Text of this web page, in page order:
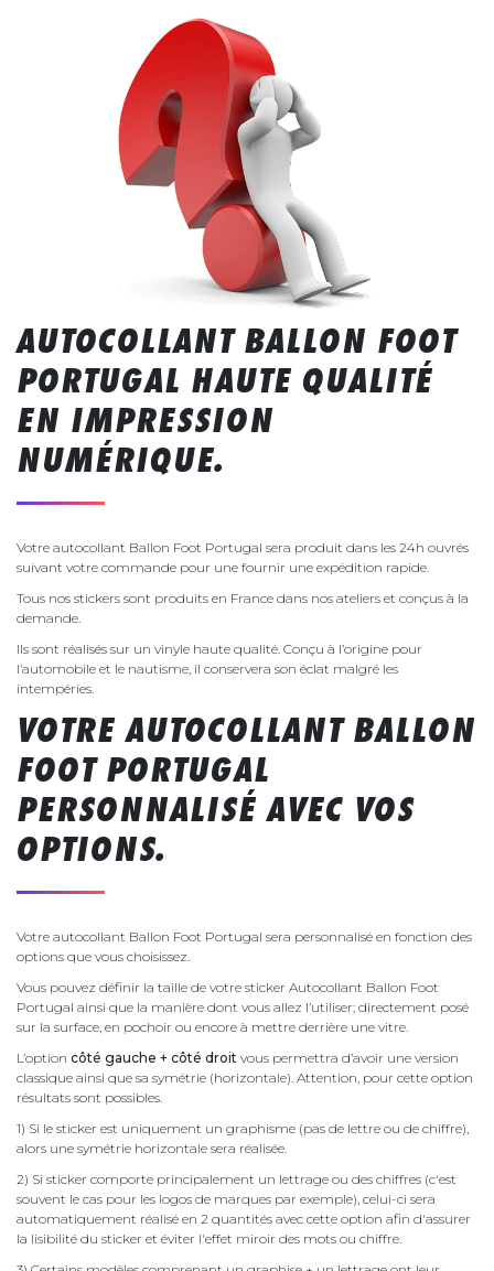
AUTOCOLLANT BALLON FOOT
PORTUGAL HAUTE QUALITÉ
EN IMPRESSION
NUMÉRIQUE.
Votre autocollant Ballon Foot Portugal sera produit dans les 24h ouvrés
suivant votre commande pour une fournir une expédition rapide.
Tous nos stickers sont produits en France dans nos ateliers et conçus à la
demande.
Ils sont réalisés sur un vinyle haute qualité. Conçu à l’origine pour
l’automobile et le nautisme, il conservera son éclat malgré les
intempéries.
VOTRE AUTOCOLLANT BALLON
FOOT PORTUGAL
PERSONNALISÉ AVEC VOS
OPTIONS.
Votre autocollant Ballon Foot Portugal sera personnalisé en fonction des
options que vous choisissez.
Vous pouvez définir la taille de votre sticker Autocollant Ballon Foot
Portugal ainsi que la manière dont vous allez l’utiliser; directement posé
sur la surface, en pochoir ou encore à mettre derrière une vitre.
L’option côté gauche + côté droit vous permettra d’avoir une version
classique ainsi que sa symétrie (horizontale). Attention, pour cette option
résultats sont possibles.
1) Si le sticker est uniquement un graphisme (pas de lettre ou de chiffre),
alors une symétrie horizontale sera réalisée.
2) Si sticker comporte principalement un lettrage ou des chiffres (c'est
souvent le cas pour les logos de marques par exemple), celui-ci sera
automatiquement réalisé en 2 quantités avec cette option afin d'assurer
la lisibilité du sticker et éviter l'effet miroir des mots ou chiffre.